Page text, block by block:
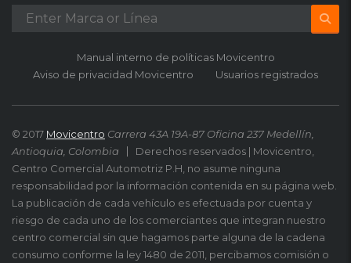
Manual interno de políticas Movicentro
Aviso de privacidad Movicentro
Usuarios registrados
© 2017 Movicentro Carrera 43A 19A-87 Oficina 237 Medellín,
Antioquia, Colombia
Derechos reservados | Movicentro,
Centro Comercial Automotriz P.H, no asume ninguna
responsabilidad por la información contenida en su página web.
La publicación de cada vehículo es efectuada por cuenta y
riesgo de cada uno de los comerciantes que integran nuestro
centro comercial sin que hagamos parte alguna de la cadena
consumo conforme la ley 1480 de 2011, percibamos comisión o